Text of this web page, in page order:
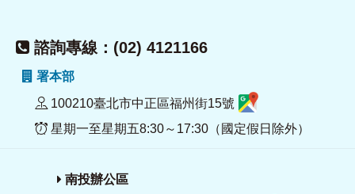
諮詢專線：(02) 4121166
署本部
100210臺北市中正區福州街15號
星期一至星期五8:30～17:30（國定假日除外）
南投辦公區